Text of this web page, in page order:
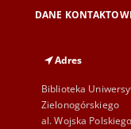
DANE
Adres
Biblioteka
Zielonogórskiego
al. Wojska